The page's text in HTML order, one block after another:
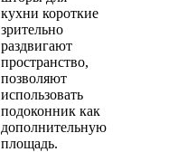
кухни короткие
зрительно
раздвигают
пространство,
позволяют
использовать
подоконник как
дополнительную
площадь.